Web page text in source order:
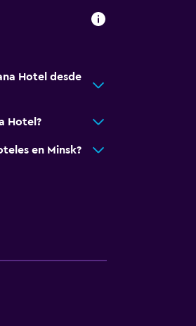
Hotel desde
Hotel?
en Minsk?